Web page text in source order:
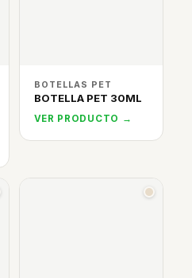
BOTELLAS PET
BOTELLA PET 30ML
VER PRODUCTO →